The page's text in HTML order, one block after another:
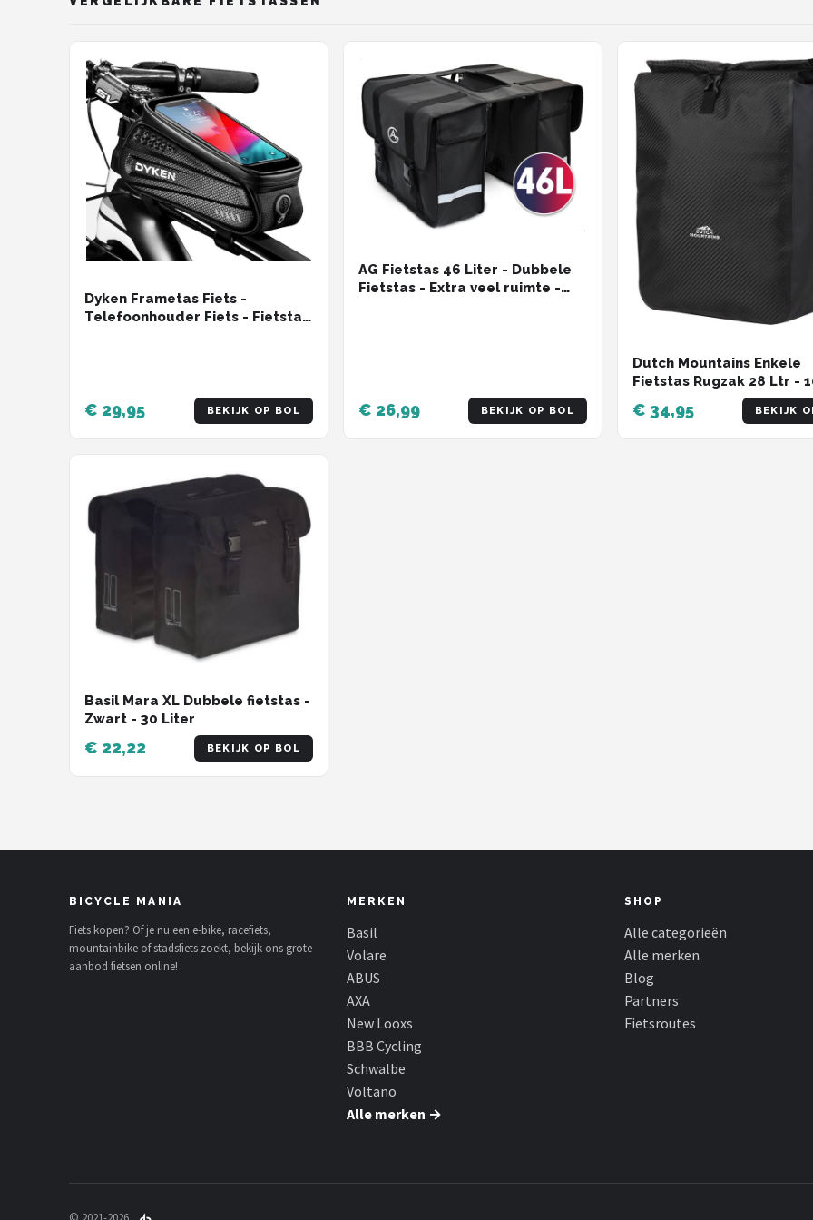
Dyken Frametas Fiets -
Telefoonhouder Fiets - Fietstas
€ 29,95 BEKIJK OP BOL
AG Fietstas 46 Liter - Dubbele
Fietstas - Extra veel ruimte -
€ 26,99 BEKIJK OP BOL
Dutch Mountains Enkele
Fietstas Rugzak 28 Ltr -
Waterdicht - Fietstas,
Schoudertas en Rugtas
Zwart
€ 34,95 BEKIJK
Basil Mara XL Dubbele fietstas -
Zwart - 30 Liter
€ 22,22 BEKIJK OP BOL
BICYCLE MANIA
Fiets kopen? Of je nu een e-bike, racefiets,
mountainbike of stadsfiets zoekt, bekijk ons grote
aanbod fietsen online!
MERKEN
Basil
Volare
ABUS
AXA
New Looxs
BBB Cycling
Schwalbe
Voltano
Alle merken →
SHOP
Alle categorieën
Alle merken
Blog
Partners
Fietsroutes